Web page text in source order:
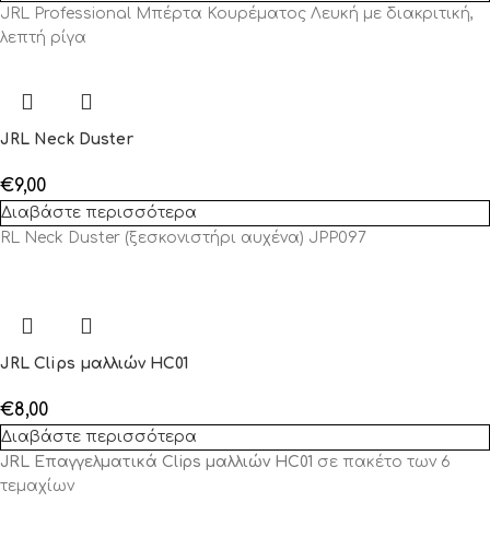
JRL Professional Μπέρτα Κουρέματος Λευκή με διακριτική,
λεπτή ρίγα
JRL Neck Duster
€9,00
Διαβάστε περισσότερα
RL Neck Duster (ξεσκονιστήρι αυχένα) JPP097
JRL Clips μαλλιών HC01
€8,00
Διαβάστε περισσότερα
JRL Επαγγελματικά Clips μαλλιών HC01 σε πακέτο των 6
τεμαχίων